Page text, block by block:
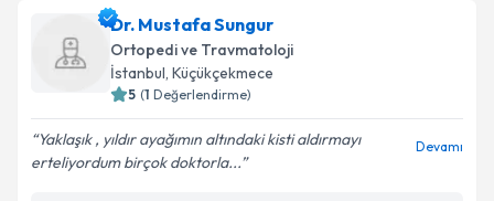
Dr. Mustafa Sungur
Ortopedi ve Travmatoloji
İstanbul, Küçükçekmece
5 (1 Değerlendirme)
Yaklaşık , yıldır ayağımın altındaki kisti aldırmayı
erteliyordum birçok doktorla...
Devamı